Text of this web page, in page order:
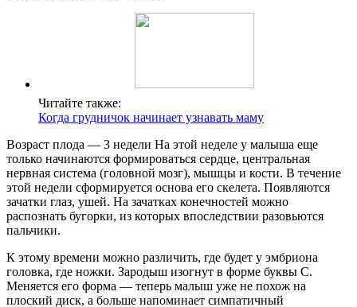
Читайте также:
Когда грудничок начинает узнавать маму
Возраст плода — 3 недели На этой неделе у малыша еще
только начинаются формироваться сердце, центральная
нервная система (головной мозг), мышцы и кости. В течение
этой недели сформируется основа его скелета. Появляются
зачатки глаз, ушей. На зачатках конечностей можно
распознать бугорки, из которых впоследствии разовьются
пальчики.
К этому времени можно различить, где будет у эмбриона
головка, где ножки. Зародыш изогнут в форме буквы С.
Меняется его форма — теперь малыш уже не похож на
плоский диск, а больше напоминает симпатичный